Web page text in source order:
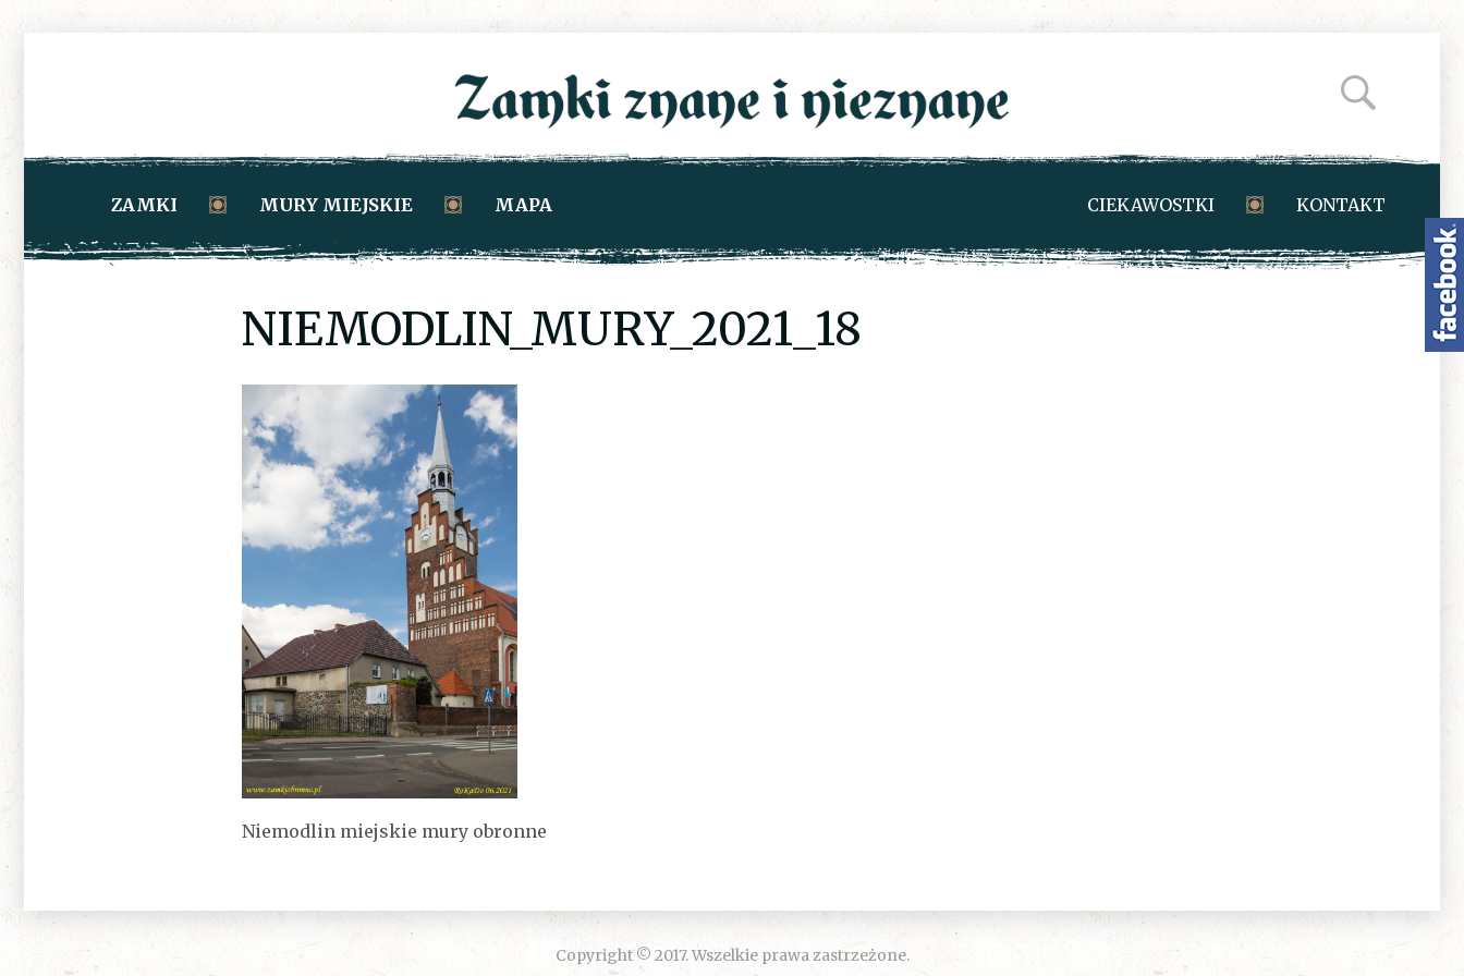
ZAMKI MURY MIEJSKIE MAPA CIEKAWOSTKI KONTAKT
NIEMODLIN_MURY_2021_18
Niemodlin miejskie mury obronne
Copyright © 2017. Wszelkie prawa zastrzeżone.